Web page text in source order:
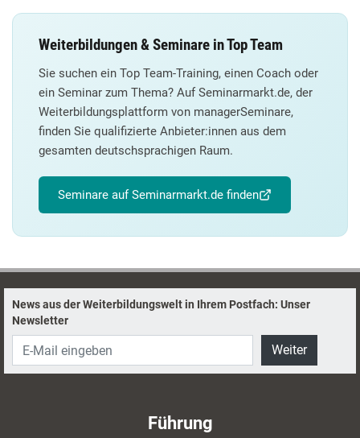
Weiterbildungen & Seminare in Top Team
Sie suchen ein Top Team-Training, einen Coach oder
ein Seminar zum Thema? Auf Seminarmarkt.de, der
Weiterbildungsplattform von managerSeminare,
finden Sie qualifizierte Anbieter:innen aus dem
gesamten deutschsprachigen Raum.
Seminare auf Seminarmarkt.de finden
News aus der Weiterbildungswelt in Ihrem Postfach: Unser
Newsletter
Weiter
Führung